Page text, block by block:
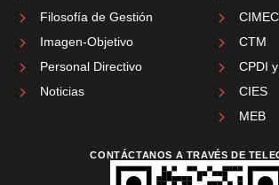
Filosofía de Gestión
Imagen-Objetivo
Personal Directivo
Noticias
CTM
CPDI
CIES
MEB
CONTÁCTANOS A TRAVÉS DE